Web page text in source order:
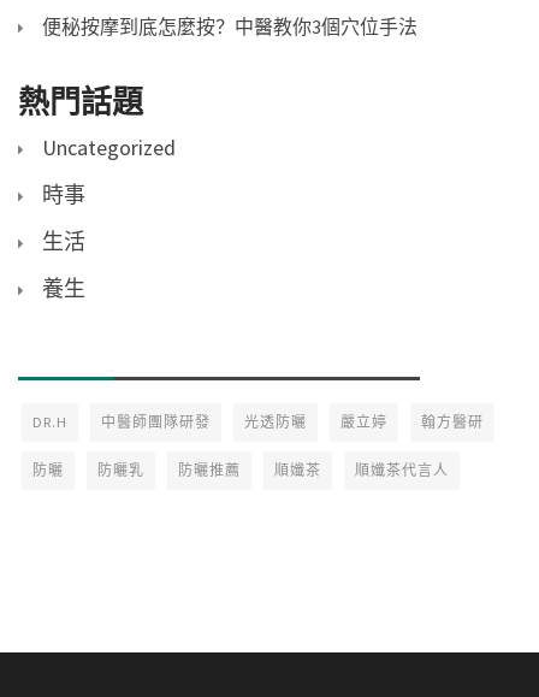
便秘按摩到底怎麼按？中醫教你3個穴位手法
熱門話題
Uncategorized
時事
生活
養生
DR.H 中醫師團隊研發 光透防曬 嚴立婷 翰方醫研
防曬 防曬乳 防曬推薦 順孅茶 順孅茶代言人